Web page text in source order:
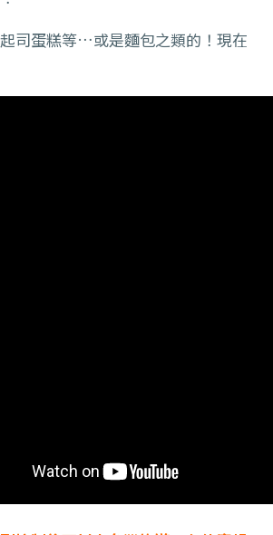
司蛋糕等…或是麵包之類的！現在